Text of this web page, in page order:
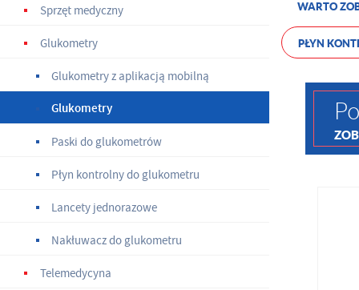
Sprzęt medyczny
Glukometry
Glukometry z aplikacją mobilną
Glukometry
Paski do glukometrów
Płyn kontrolny do glukometru
Lancety jednorazowe
Nakłuwacz do glukometru
Telemedycyna
WARTO
PŁYN